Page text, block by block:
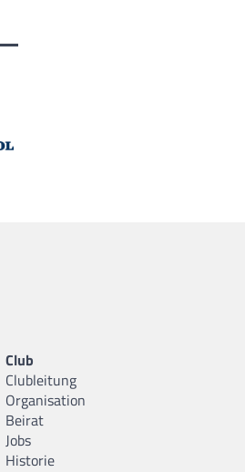
Club
Clubleitung
Organisation
Beirat
Jobs
Historie